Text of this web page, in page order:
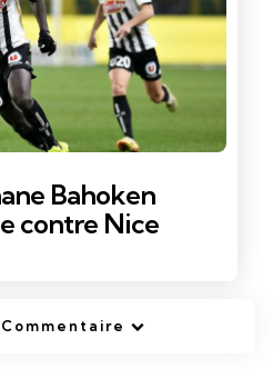
Bahoken
contre Nice